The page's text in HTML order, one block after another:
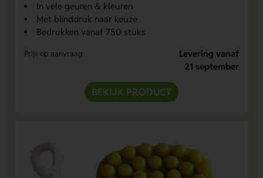
In vele geuren & kleuren
Met blinddruk naar keuze
Bedrukken vanaf 750 stuks
Prijs op aanvraag
Levering vanaf
21 september
BEKIJK PRODUCT